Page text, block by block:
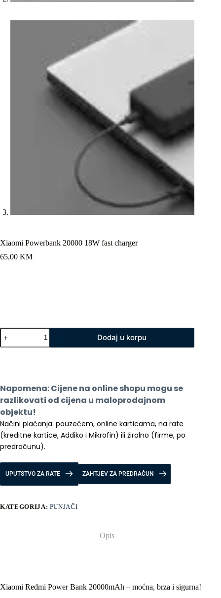
Xiaomi Powerbank 20000 18W fast charger
65,00 KM
Xiaomi
Powerbank
20000
Dodaj u korpu
Napomena: Cijene na online shopu mogu se
razlikovati od cijena u maloprodajnom
objektu!
Načini plaćanja: pouzećem, online karticama, na rate
(kreditne kartice, Addiko i Mikrofin) ili žiralno (firme, po
predračunu).
UPUTSTVO ZA RATE ZAHTJEV ZA PREDRAČUN
KATEGORIJA: PUNJAČI
Opis
Xiaomi Redmi Power Bank 20000mAh – moćna, brza i sigurna!